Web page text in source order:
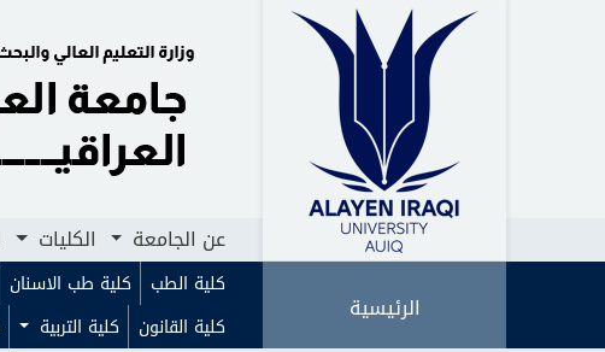
الرئيسية الكليات الجوائز
عن الجامعة الكليات
الرئيسية
كلية الطب كلية طب الاسنان
كلية القانون
كلية التربية